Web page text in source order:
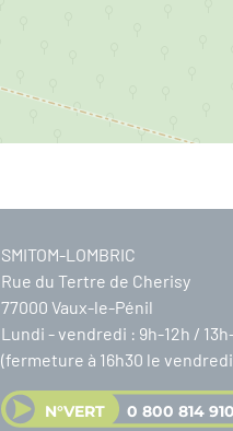
SMITOM-LOMBRIC
Rue du Tertre de Cherisy
77000 Vaux-le-Pénil
Lundi - vendredi : 9h-12h /
(fermeture à 16h30 le
N°VERT 0 800 814 910